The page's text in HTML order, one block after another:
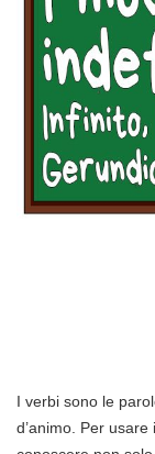
I verbi sono le
d’animo. Per